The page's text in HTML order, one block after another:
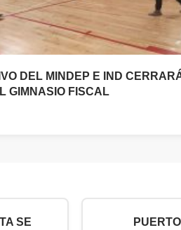
DEL MINDEP E IND
GIMNASIO FISCAL
SE
PUERTO